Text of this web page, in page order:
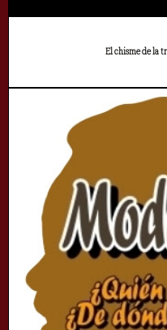
El chisme de la